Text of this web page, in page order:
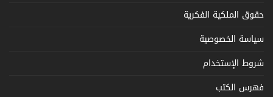
حقوق الملكية الفكرية
سياسة الخصوصية
شروط الإستخدام
فهرس الكتب